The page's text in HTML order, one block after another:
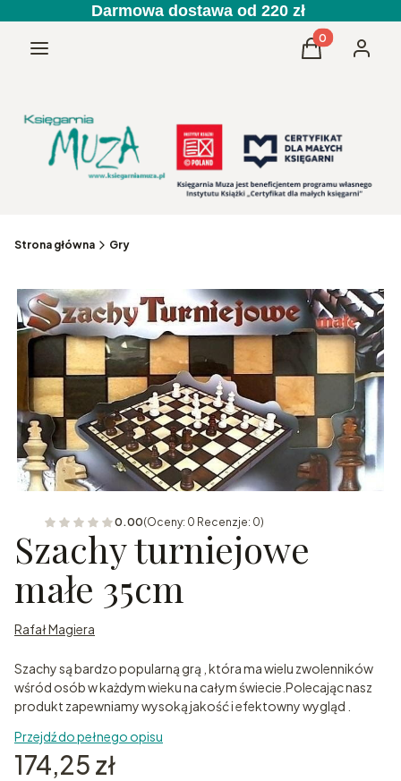
Darmowa dostawa od 220 zł
Menu Produkty w
Koszyk
Strona główna Gry
0.00(Oceny: 0 Recenzje: 0)
Szachy turniejowe
małe 35cm
Rafał Magiera
Szachy są bardzo popularną grą , która ma wielu zwolenników
wśród osób w każdym wieku na całym świecie.Polecając nasz
produkt zapewniamy wysoką jakość i efektowny wygląd .
Przejdź do pełnego opisu
Cena
174,25 zł